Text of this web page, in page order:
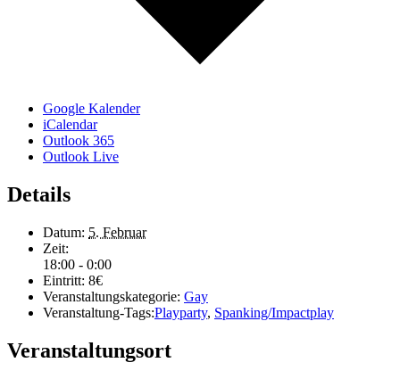
Google Kalender
iCalendar
Outlook 365
Outlook Live
Details
Datum: 5. Februar
Zeit:
18:00 - 0:00
Eintritt: 8€
Veranstaltungskategorie: Gay
Veranstaltung-Tags:Playparty, Spanking/Impactplay
Veranstaltungsort